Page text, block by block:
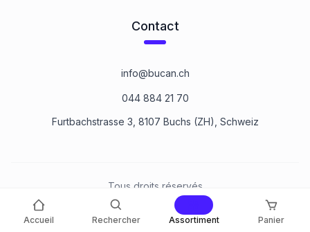
Contact
info@bucan.ch
044 884 21 70
Furtbachstrasse 3, 8107 Buchs (ZH), Schweiz
Tous droits réservés
Bucan Befestigungstechnik AG
Accueil Rechercher Assortiment Panier